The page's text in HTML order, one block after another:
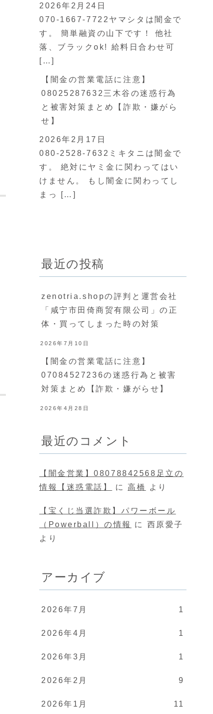
2026年2月24日
070-1667-7722ヤマシタは闇金で
す。 簡単融資の山下です！ 他社
落、ブラックok! 給料日合わせ可
[…]
【闇金の営業電話に注意】
08025287632三木谷の迷惑行為
と被害対策まとめ【詐欺・嫌がら
せ】
2026年2月17日
080-2528-7632ミキタニは闇金で
す。 絶対にヤミ金に関わってはい
けません。 もし闇金に関わってし
まっ […]
最近の投稿
zenotria.shopの評判と運営会社
「咸宁市田倚商贸有限公司」の正
体・買ってしまった時の対策
2026年7月10日
【闇金の営業電話に注意】
07084527236の迷惑行為と被害
対策まとめ【詐欺・嫌がらせ】
2026年4月28日
最近のコメント
【闇金営業】08078842568足立の
情報【迷惑電話】
に高橋 より
【宝くじ当選詐欺】パワーボール
（Powerball）の情報
に 西原愛子
より
アーカイブ
2026年7月 1
2026年4月 1
2026年3月 1
2026年2月 9
2026年1月 11